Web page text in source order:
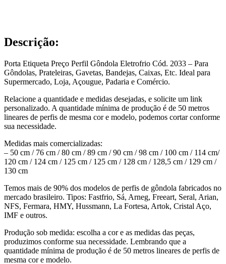
Descrição:
Porta Etiqueta Preço Perfil Gôndola Eletrofrio Cód. 2033 – Para
Gôndolas, Prateleiras, Gavetas, Bandejas, Caixas, Etc. Ideal para
Supermercado, Loja, Açougue, Padaria e Comércio.
Relacione a quantidade e medidas desejadas, e solicite um link
personalizado. A quantidade mínima de produção é de 50 metros
lineares de perfis de mesma cor e modelo, podemos cortar conforme
sua necessidade.
Medidas mais comercializadas:
– 50 cm / 76 cm / 80 cm / 89 cm / 90 cm / 98 cm / 100 cm / 114 cm/
120 cm / 124 cm / 125 cm / 125 cm / 128 cm / 128,5 cm / 129 cm /
130 cm
Temos mais de 90% dos modelos de perfis de gôndola fabricados no
mercado brasileiro. Tipos: Fastfrio, Sá, Arneg, Freeart, Seral, Arian,
NFS, Fermara, HMY, Hussmann, La Fortesa, Artok, Cristal Aço,
IMF e outros.
Produção sob medida: escolha a cor e as medidas das peças,
produzimos conforme sua necessidade. Lembrando que a
quantidade mínima de produção é de 50 metros lineares de perfis de
mesma cor e modelo.